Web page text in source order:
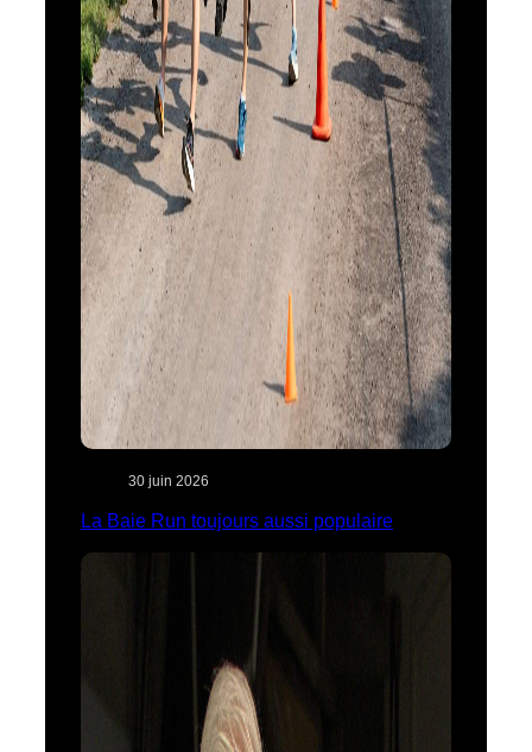
30 juin 2026
La Baie Run toujours aussi populaire